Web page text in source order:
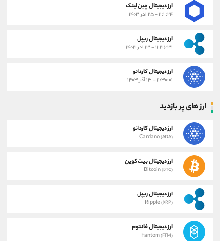
ارز دیجیتال چین لینک
۱۱:۱۱:۲۴ - ۲۵ آذر ۱۴۰۳
ارز دیجیتال ریپل
۱۱:۳۶:۳۱ - ۱۳ آذر ۱۴۰۳
ارز دیجیتال کاردانو
۱۱:۳۰:۰۱ - ۱۳ آذر ۱۴۰۳
ارز های پر بازدید
ارز دیجیتال کاردانو
Cardano(ADA)
ارز دیجیتال بیت کوین
Bitcoin(BTC)
ارز دیجیتال ریپل
Ripple(XRP)
ارز دیجیتال فانتوم
Fantom(FTM)